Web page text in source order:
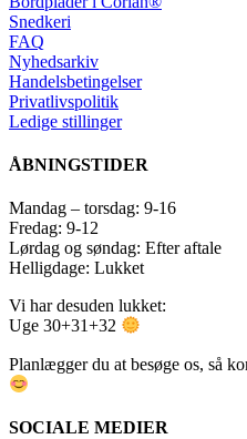
Snedkeri
FAQ
Nyhedsarkiv
Handelsbetingelser
Privatlivspolitik
Ledige stillinger
ÅBNINGSTIDER
Mandag – torsdag: 9-16
Fredag: 9-12
Lørdag og søndag: Efter aftale
Helligdage: Lukket
Vi har desuden lukket:
Uge 30+31+32
Planlægger du at besøge os, så
SOCIALE MEDIER